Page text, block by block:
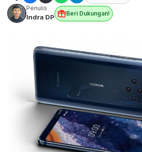
Penulis
Indra DP Beri Dukungan!